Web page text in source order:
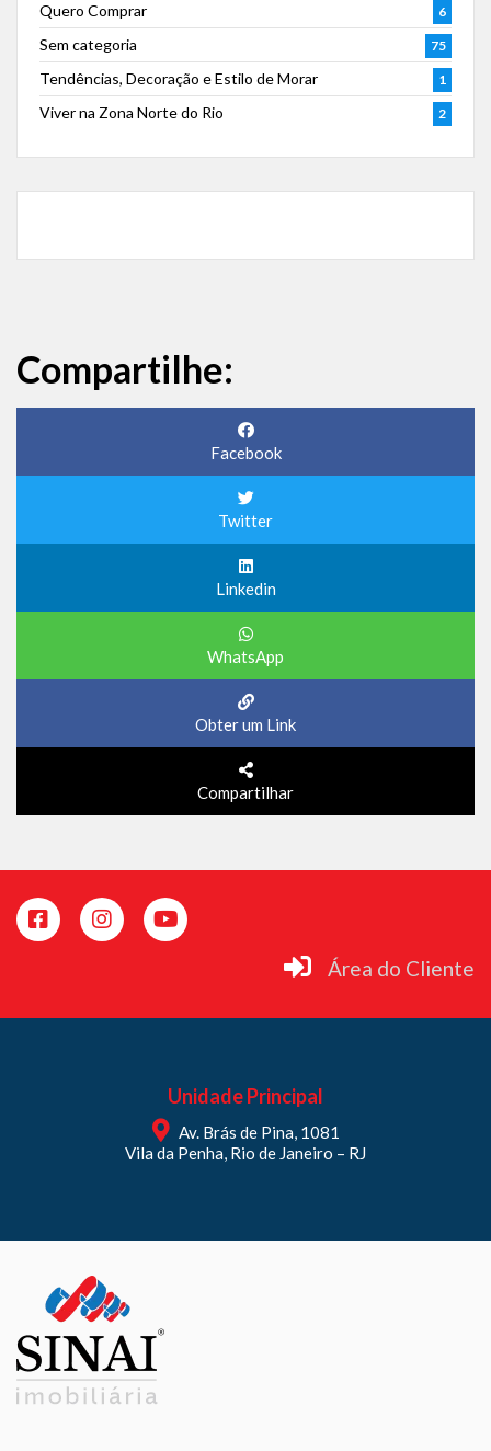
Quero Comprar 6
Sem categoria 75
Tendências, Decoração e Estilo de Morar 1
Viver na Zona Norte do Rio 2
Compartilhe:
Facebook
Twitter
Linkedin
WhatsApp
Obter um Link
Compartilhar
Área do Cliente
Unidade Principal
Av. Brás de Pina, 1081
Vila da Penha, Rio de Janeiro – RJ